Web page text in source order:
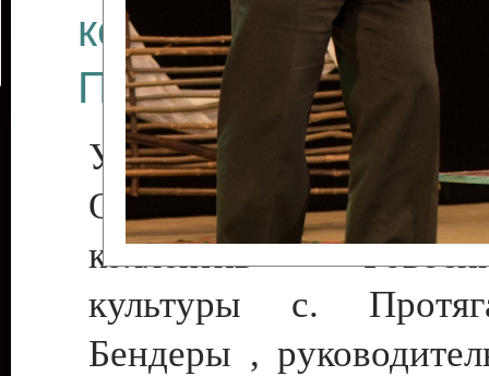
коллективов
Приднестровского
Участники фестиваля:
Образцовый
коллектив
культуры с.
Бендеры ,